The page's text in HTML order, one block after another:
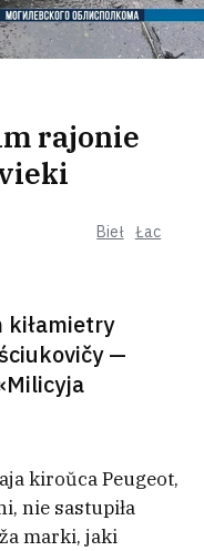
Bieł Łac
rajonie
kiłamietry
—
kiroŭca Peugeot,
nie sastupiła
marki, jaki
ciahnucca